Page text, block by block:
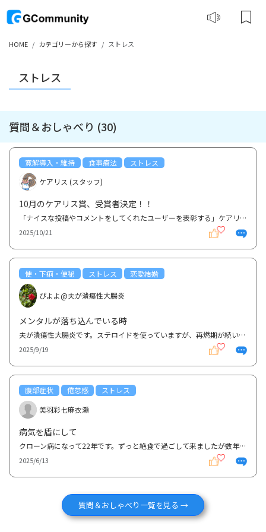
HOME カテゴリーから探す ストレス
ストレス
質問＆おしゃべり (30)
寛解導入・維持 食事療法
ストレス
ケアリス (スタッフ)
10月のケアリス賞、受賞者決定！！
「ナイスな投稿やコメントをしてくれたユーザーを表彰する」ケアリス賞ですが、 今月の受賞者は、7～9...
2025/10/21
便・下痢・便秘 ストレス 恋愛結婚
ぴよよ@夫が潰瘍性大腸炎
メンタルが落ち込んでいる時
夫が潰瘍性大腸炎です。ステロイドを使っていますが、再燃期が続いてしまっています。 腹痛もあり、ト...
2025/9/19
腹部症状 倦怠感
ストレス
美羽彩七麻衣瀬
病気を盾にして
クローン病になって22年です。ずっと絶食で過ごして来ましたが数年前に直腸を切除する手術をして、それ...
2025/6/13
質問＆おしゃべり一覧を見る →